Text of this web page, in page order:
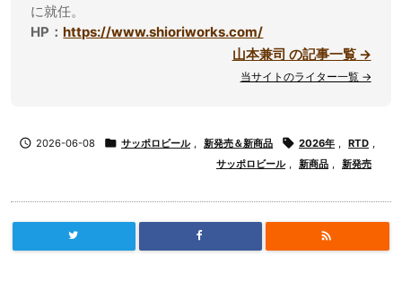
に就任。
HP：https://www.shioriworks.com/
山本兼司 の記事一覧 →
当サイトのライター一覧 →
 2026-06-08  サッポロビール , 新発売＆新商品  2026年 , RTD ,
サッポロビール , 新商品 , 新発売
